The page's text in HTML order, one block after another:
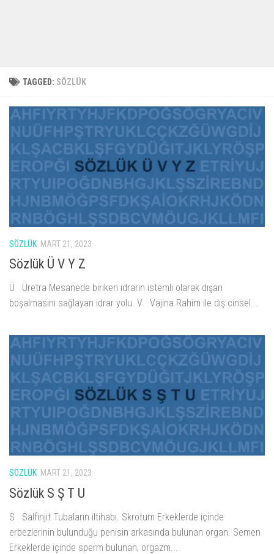
TAGGED: SÖZLÜK
SÖZLÜK MART 21, 2023
Sözlük Ü V Y Z
Ü Üretra Mesanede biriken idrarın istemli olarak dışarı
boşalmasını sağlayan idrar yolu. V Vajina Rahim ile dış cinsel...
SÖZLÜK MART 21, 2023
Sözlük S Ş T U
S Salfinjit Tubaların iltihabı. Skrotum Erkeklerde içinde
erbezlerinin bulunduğu penisin arkasında bulunan organ. Semen
Erkeklerde içinde sperm bulunan, orgazm...